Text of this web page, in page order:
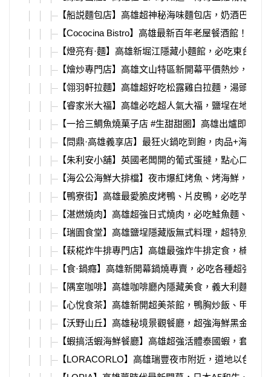
【船説麵包店】高雄超神秘海味麵包店，奶酒巴斯
【Cococina Bistro】高雄最新百年老屋餐酒館！菜單
【燈亮有·麵】高雄新堀江隱藏小麵館，必吃東台魚
【燴炒專門店】高雄文山特區新開幕平價熱炒，必
【翎羽軒拉麵】高雄超好吃松露雞白拉麵，湯頭喝完
【睿家米大福】高雄必吃超人氣大福，鹽埕在地老店
【一拾三鯛魚燒菓子店 #生甜甜圈】高雄出爐即秒殺
【問鼎·高雄義享店】最狂火鍋吃到飽，肉品+海鮮
【朱利安小舖】英國老闆開的葡式蛋撻，點心口味
【海公公海鮮大排檔】夜市爆紅烤魚、烤海鮮，胡
【鴨寮街】高雄最愛脆皮烤鴨、片皮鴨，必吃芋頭
【湛燃燒肉】高雄超強日式燒肉，必吃鮭魚麵、挽
【瑞園食堂】高雄鹽埕隱藏版無式料理，超特別台式
【萩椛炸牛排專門店】高雄最強炸牛排定食，楠梓店
【食·鍋癮】高雄新開幕鍋燒專賣，必吃各種超強小
【隅室咖啡】高雄咖啡廳內隱藏美食，義大利麵、晚
【心悅食茶】高雄新開超美茶館，鴨胸炒飯、甲子
【沃野山丘】高雄秘境景觀餐廳，超強海鮮黑金義大
【蝦搞活蝦海鮮餐廳】高雄超強活體泰國蝦，套餐菜
【LORACORLO】高雄瑞豐夜市附近，道地以色列